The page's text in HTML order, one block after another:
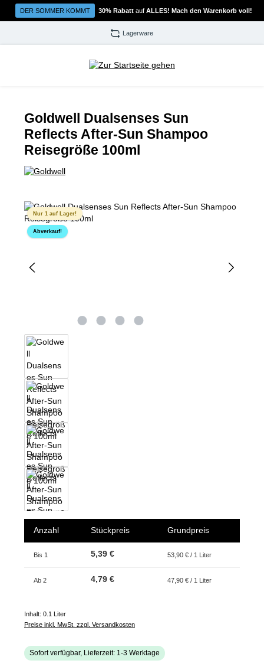
Zum Hauptinhalt springen
DER SOMMER KOMMT 30% Rabatt auf ALLES! Mach den Warenkorb voll!
Lagerware
Goldwell Dualsenses Sun
Reflects After-Sun Shampoo
Reisegröße 100ml
Bildergalerie überspringen
Nur 1 auf Lager!
Abverkauf!
Anzahl Stückpreis Grundpreis
Bis 1 5,39 € 53,90 € / 1 Liter
Ab 2 4,79 € 47,90 € / 1 Liter
Inhalt: 0.1 Liter
Preise inkl. MwSt. zzgl. Versandkosten
Sofort verfügbar, Lieferzeit: 1-3 Werktage